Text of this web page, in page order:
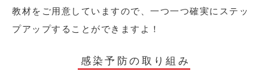
教材をご用意していますので、一つ一つ確実にステッ
プアップすることができますよ！
感染予防の取り組み